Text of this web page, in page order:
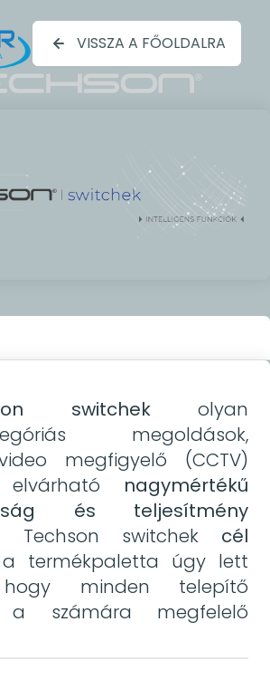
VISSZA A FŐOLDALRA
switchekolyan
megoldások,
megfigyelő (CCTV)
elvárható nagymértékű
és teljesítmény
switchek cél
termékpaletta úgy lett
hogy minden telepítő
a számára megfelelő